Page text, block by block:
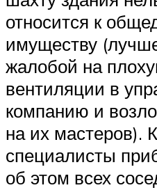
относится к
имуществу
жалобой на
вентиляции в
компанию и
на их мастеров).
специалисты
об этом всех